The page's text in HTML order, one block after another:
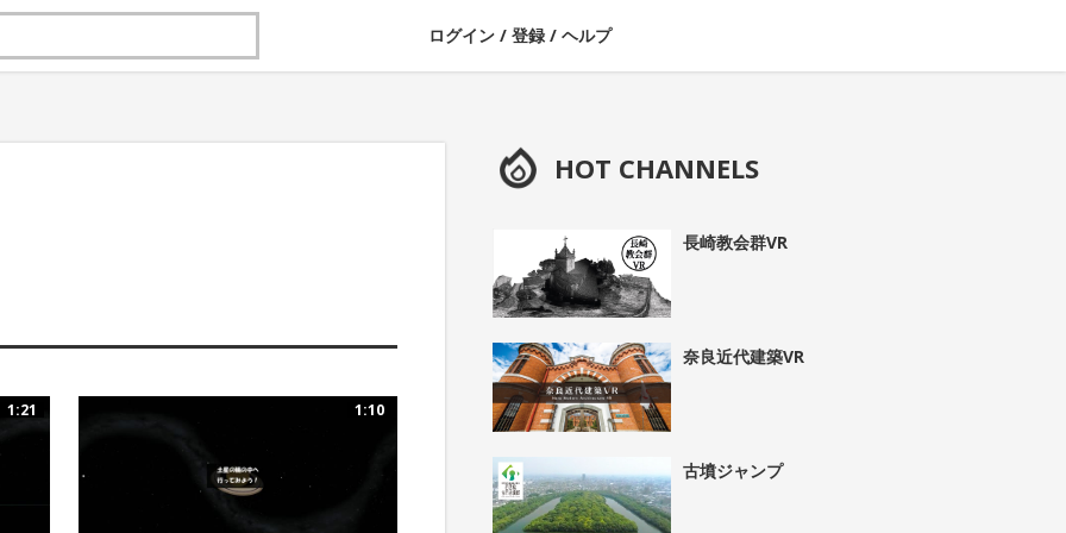
ログイン / 登録 / ヘルプ
1:21 1:10
HOT CHANNELS
長崎教会群VR
奈良近代建築VR
古墳ジャンプ